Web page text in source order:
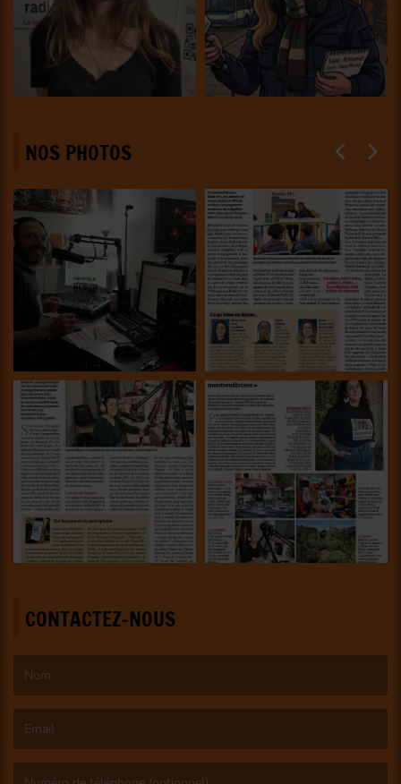
NOS PHOTOS
CONTACTEZ-NOUS